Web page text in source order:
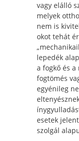
vagy elálló
melyek
nem is
okot tehát
lepedék
a fogkő és
fogtömés
egyénileg
esetek
szolgál